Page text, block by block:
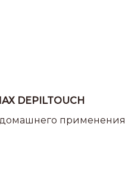
DEPILTOUCH
применения